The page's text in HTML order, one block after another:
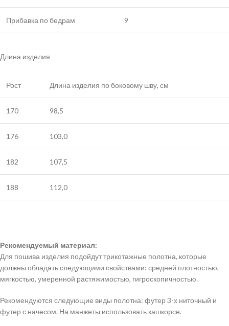
Прибавка по бедрам 9
Длина изделия
Рост Длина изделия по боковому шву, см
170 98,5
176 103,0
182 107,5
188 112,0
Рекомендуемый материал:
Для пошива изделия подойдут трикотажные полотна, которые
должны обладать следующими свойствами: средней плотностью,
мягкостью, умеренной растяжимостью, гигроскопичностью.
Рекомендуются следующие виды полотна: футер 3-х ниточный и
футер с начесом. На манжеты использовать кашкорсе.